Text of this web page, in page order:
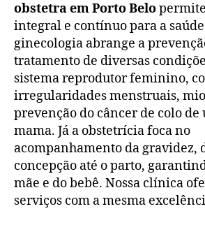
obstetra em Porto Belo
integral e contínuo para a
ginecologia abrange a
tratamento de diversas
sistema reprodutor feminino,
irregularidades menstruais,
prevenção do câncer de colo de
mama. Já a obstetrícia foca no
acompanhamento da gravidez,
concepção até o parto,
mãe e do bebê. Nossa clínica
serviços com a mesma